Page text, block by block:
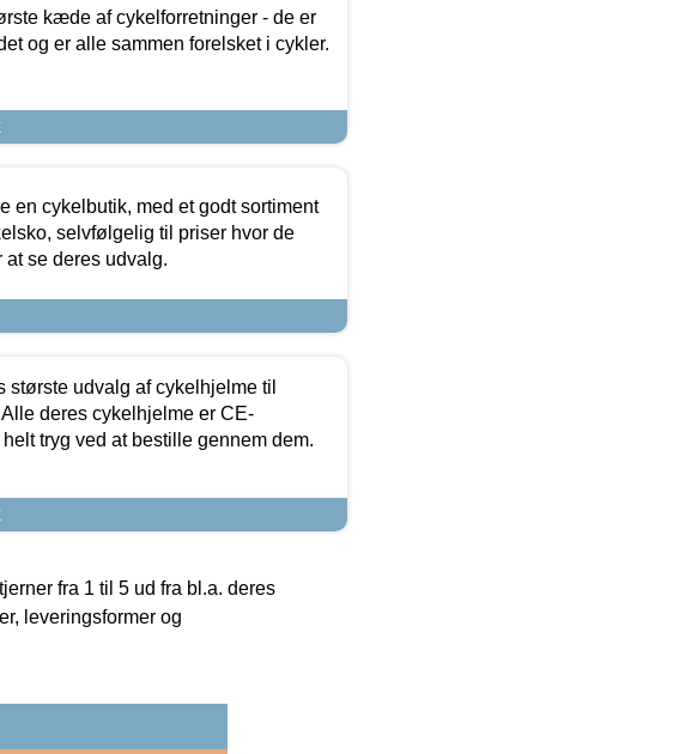
kæde af cykelforretninger - de er
og er alle sammen forelsket i cykler.
en cykelbutik, med et godt sortiment
selvfølgelig til priser hvor de
se deres udvalg.
udvalg af cykelhjelme til
deres cykelhjelme er CE-
tryg ved at bestille gennem dem.
fra 1 til 5 ud fra bl.a. deres
leveringsformer og